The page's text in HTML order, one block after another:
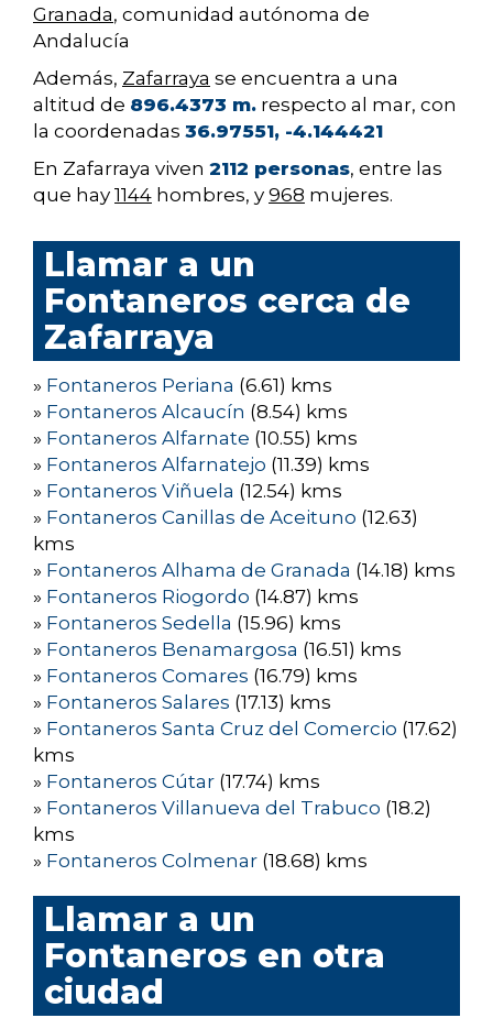
Granada, comunidad autónoma de
Andalucía
Además, Zafarraya se encuentra a una
altitud de 896.4373 m. respecto al mar, con
la coordenadas 36.97551, -4.144421
En Zafarraya viven 2112 personas, entre las
que hay 1144 hombres, y 968 mujeres.
Llamar a un
Fontaneros cerca de
Zafarraya
» Fontaneros Periana (6.61) kms
» Fontaneros Alcaucín (8.54) kms
» Fontaneros Alfarnate (10.55) kms
» Fontaneros Alfarnatejo (11.39) kms
» Fontaneros Viñuela (12.54) kms
» Fontaneros Canillas de Aceituno (12.63)
kms
» Fontaneros Alhama de Granada (14.18) kms
» Fontaneros Riogordo (14.87) kms
» Fontaneros Sedella (15.96) kms
» Fontaneros Benamargosa (16.51) kms
» Fontaneros Comares (16.79) kms
» Fontaneros Salares (17.13) kms
» Fontaneros Santa Cruz del Comercio (17.62)
kms
» Fontaneros Cútar (17.74) kms
» Fontaneros Villanueva del Trabuco (18.2)
kms
» Fontaneros Colmenar (18.68) kms
Llamar a un
Fontaneros en otra
ciudad